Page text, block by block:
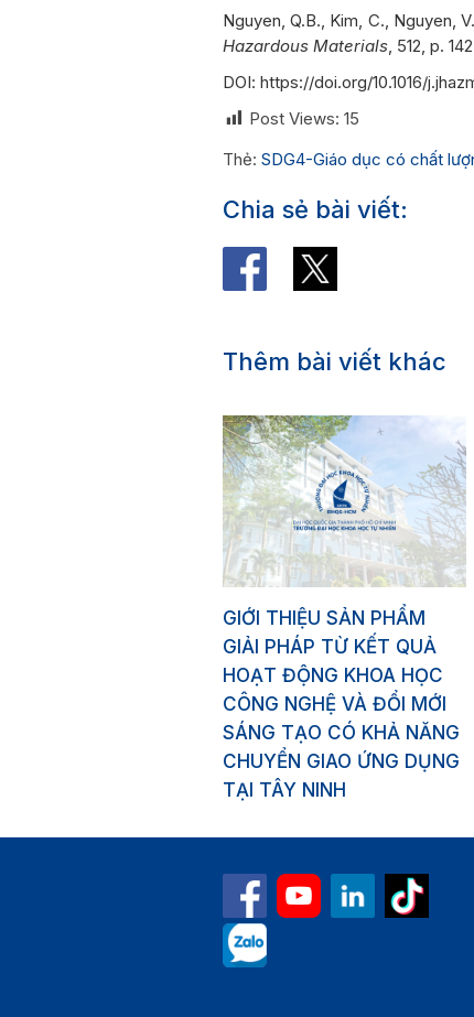
Nguyen, Q.B., Kim, C., Nguyen,
Hazardous Materials , 512, p.
DOI: https://doi.org/10.1016/
Post Views: 15
Thẻ: SDG4-Giáo dục có chất
Chia sẻ bài viết:
Thêm bài viết khác
GIỚI THIỆU SẢN PHẨM
GIẢI PHÁP TỪ KẾT QUẢ
HOẠT ĐỘNG KHOA HỌC
CÔNG NGHỆ VÀ ĐỔI MỚI
SÁNG TẠO CÓ KHẢ NĂNG
CHUYỂN GIAO ỨNG DỤNG
TẠI TÂY NINH